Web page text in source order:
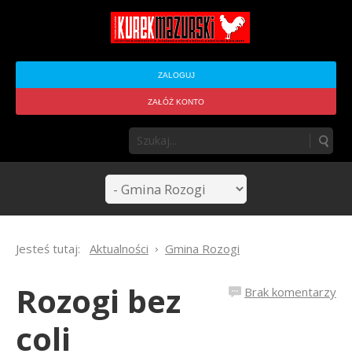
ZALOGUJ
ZAŁÓŻ KONTO
Jesteś tutaj: Aktualności Gmina Rozogi
Brak komentarzy
Rozogi bez
coli